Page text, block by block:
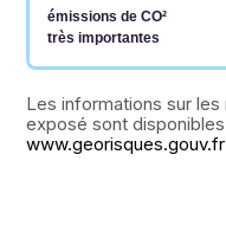
émissions de CO²
très importantes
www.georisques.gouv.fr